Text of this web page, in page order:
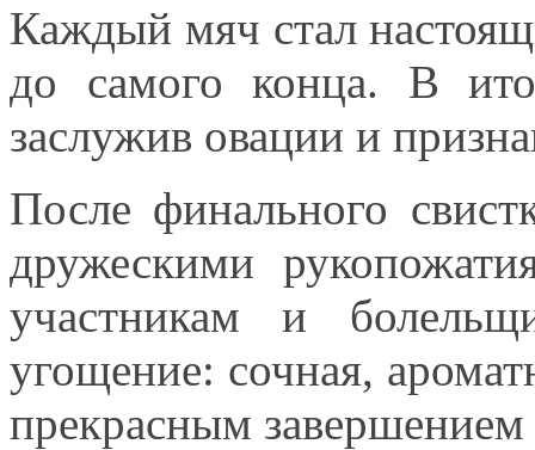
Каждый мяч стал
до самого конца. В
заслужив овации и
После финального
дружескими
участниками
угощение: сочная,
прекрасным завершением